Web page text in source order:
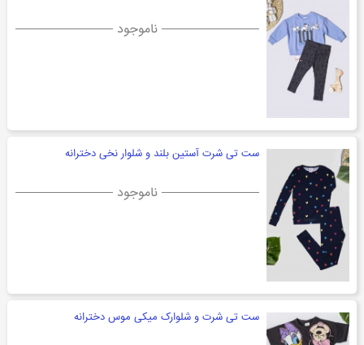
ناموجود
ست تی شرت آستین بلند و شلوار نخی دخترانه
ناموجود
ست تی شرت و شلوارک میکی موس دخترانه